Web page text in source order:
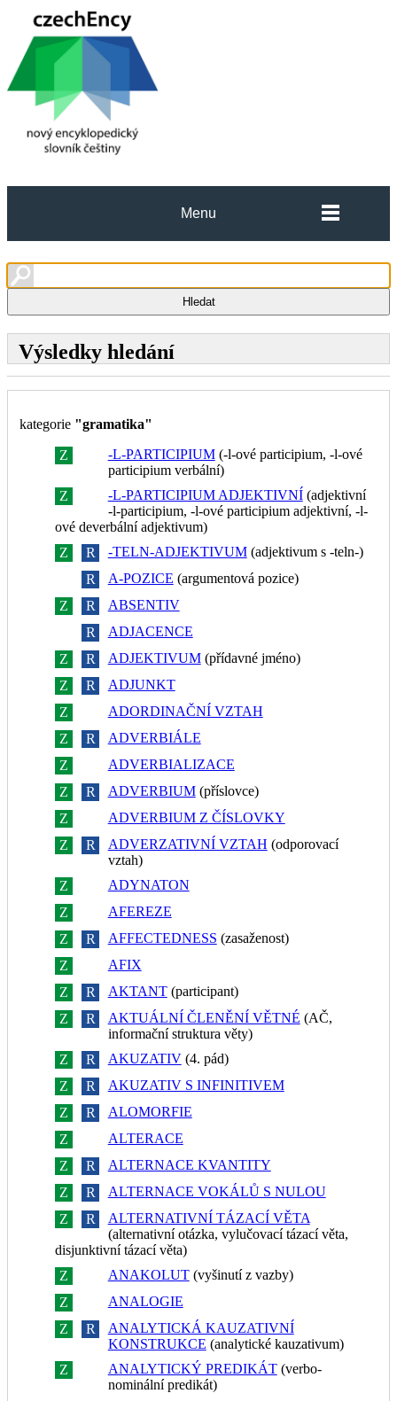
Menu
Výsledky hledání
kategorie "gramatika"
Z -L-PARTICIPIUM(-l-ové participium, -l-ové
participium verbální)
Z
-L-PARTICIPIUM ADJEKTIVNÍ(adjektivní
-l-participium, -l-ové participium adjektivní, -l-
ové deverbální adjektivum)
Z
R -TELN-ADJEKTIVUM(adjektivum s -teln-)
R A-POZICE (argumentová pozice)
Z
R
ABSENTIV
R
ADJACENCE
Z
R ADJEKTIVUM(přídavné jméno)
Z
R
ADJUNKT
Z
ADORDINAČNÍ VZTAH
Z
R
ADVERBIÁLE
Z
ADVERBIALIZACE
Z
R ADVERBIUM(příslovce)
Z
ADVERBIUM Z ČÍSLOVKY
Z
R ADVERZATIVNÍ VZTAH (odporovací
vztah)
Z
ADYNATON
Z
AFEREZE
Z
R AFFECTEDNESS (zasaženost)
Z
AFIX
Z
R AKTANT(participant)
Z
R AKTUÁLNÍ ČLENĚNÍ VĚTNÉ (AČ,
informační struktura věty)
Z
R AKUZATIV(4. pád)
Z
R
AKUZATIV S INFINITIVEM
Z
R
ALOMORFIE
Z
ALTERACE
Z
R
ALTERNACE KVANTITY
Z
R
ALTERNACE VOKÁLŮ S NULOU
Z
R
ALTERNATIVNÍ TÁZACÍ VĚTA
(alternativní otázka, vylučovací tázací věta,
disjunktivní tázací věta)
Z
ANAKOLUT(vyšinutí z vazby)
Z
ANALOGIE
Z
R
ANALYTICKÁ KAUZATIVNÍ
KONSTRUKCE (analytické kauzativum)
Z
ANALYTICKÝ PREDIKÁT(verbo-
nominální predikát)